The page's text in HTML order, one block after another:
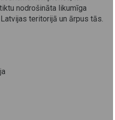
nodrošināta likumīga
teritorijā un ārpus tās.